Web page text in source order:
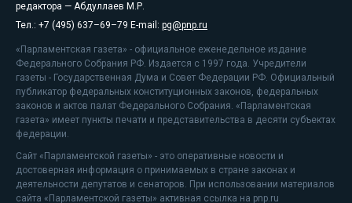
редактора — Абдуллаев М.Р.
Тел.: +7 (495) 637–69–79 E-mail: pg@pnp.ru
«Парламентская газета» - официальное еженедельное издание
Федерального Собрания РФ. Издается с 1997 года. Учредители
газеты - Государственная Дума и Совет Федерации РФ. Официальный
публикатор федеральных конституционных законов, федеральных
законов и актов палат Федерального Собрания. «Парламентская
газета» имеет пункты печати и представительства в десяти субъектах
федерации.
Сайт «Парламентской газеты» - это оперативные новости и
достоверная информация о принимаемых в стране законах и
деятельности депутатов и сенаторов. При использовании материалов
сайта «Парламентской газеты» активная ссылка на pnp.ru